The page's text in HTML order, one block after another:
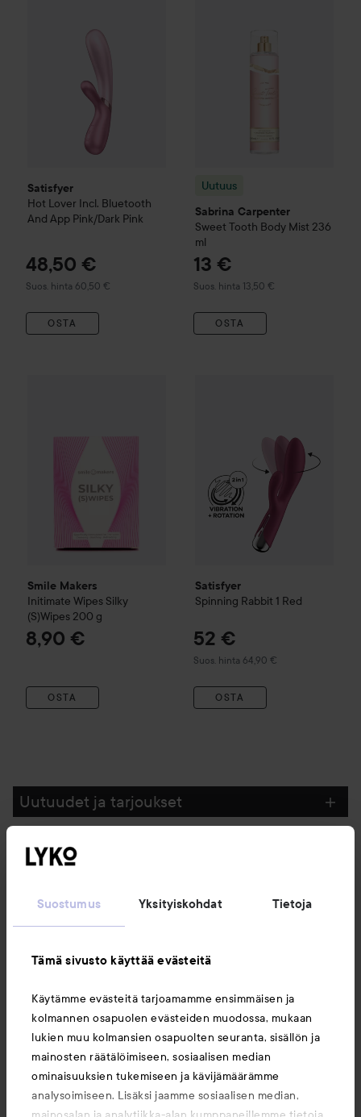
Suostumus Yksityiskohdat Tietoja
Tämä sivusto käyttää evästeitä
Käytämme evästeitä tarjoamamme ensimmäisen ja
kolmannen osapuolen evästeiden muodossa, mukaan
lukien muu kolmansien osapuolten seuranta, sisällön ja
mainosten räätälöimiseen, sosiaalisen median
ominaisuuksien tukemiseen ja kävijämäärämme
analysoimiseen. Lisäksi jaamme sosiaalisen median,
Satisfyer
Hot Lover Incl. Bluetooth
And App Pink/Dark Pink
48,50 €
Suos. hinta 60,50 €
Suositeltu hinta 60,50 €
OSTA
Uutuus
Sabrina Carpenter
Sweet Tooth Body Mist 236
ml
13 €
Suos. hinta 13,50 €
Suositeltu hinta 13,50 €
OSTA
Smile Makers
Initimate Wipes Silky
(S)Wipes 200 g
8,90 €
OSTA
Satisfyer
Spinning Rabbit 1 Red
52 €
Suos. hinta 64,90 €
Suositeltu hinta 64,90 €
OSTA
Uutuudet ja tarjoukset
Seuraa meitä
Asiakaspalvelu
Tietoja
Saattaisit myös tykätä